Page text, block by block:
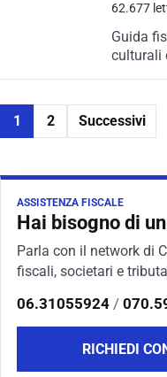
62.677
Guida
culturali
1 2 Successivi
ASSISTENZA FISCALE
Hai bisogno di
Parla con il network di
fiscali, societari e
06.31055924 /
RICHIEDI